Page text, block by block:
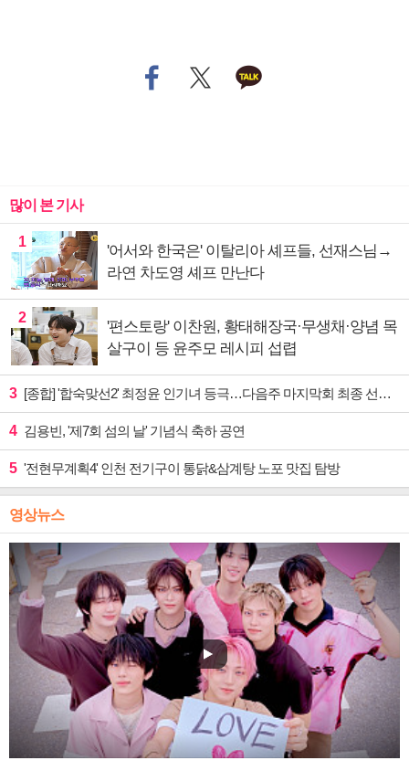
많이 본 기사
1
'어서와 한국은' 이탈리아 셰프들, 선재스님→
라연 차도영 셰프 만난다
2
'편스토랑' 이찬원, 황태해장국·무생채·양념 목
살구이 등 윤주모 레시피 섭렵
3 [종합] '합숙맞선2' 최정윤 인기녀 등극…다음주 마지막회 최종 선택 예고
4 김용빈, '제7회 섬의 날' 기념식 축하 공연
5 '전현무계획4' 인천 전기구이 통닭&삼계탕 노포 맛집 탐방
영상뉴스